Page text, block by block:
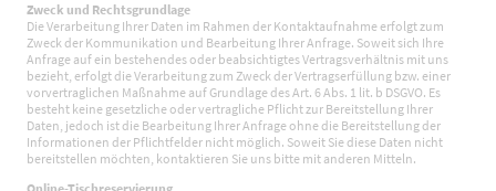
Zweck und Rechtsgrundlage
Die Verarbeitung Ihrer Daten im Rahmen der Kontaktaufnahme erfolgt zum
Zweck der Kommunikation und Bearbeitung Ihrer Anfrage. Soweit sich Ihre
Anfrage auf ein bestehendes oder beabsichtigtes Vertragsverhältnis mit uns
bezieht, erfolgt die Verarbeitung zum Zweck der Vertragserfüllung bzw. einer
vorvertraglichen Maßnahme auf Grundlage des Art. 6 Abs. 1 lit. b DSGVO. Es
besteht keine gesetzliche oder vertragliche Pflicht zur Bereitstellung Ihrer
Daten, jedoch ist die Bearbeitung Ihrer Anfrage ohne die Bereitstellung der
Informationen der Pflichtfelder nicht möglich. Soweit Sie diese Daten nicht
bereitstellen möchten, kontaktieren Sie uns bitte mit anderen Mitteln.